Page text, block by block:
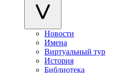
Новости
Имена
Виртуальный тур
История
Библиотека